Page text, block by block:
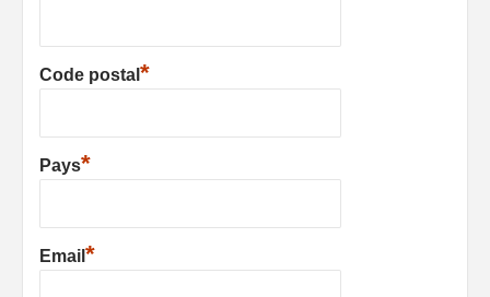
Code postal *
Pays*
Email *